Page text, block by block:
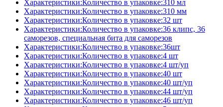
Характеристики:Количество в упаковке:310 мл
Характеристики:Количество в упаковке:310 мм
Характеристики:Количество в упаковке:32 шт
Характеристики:Количество в упаковке:36 клипс, 36
саморезов, специальная бита для саморезов
Характеристики:Количество в упаковке:36шт
Характеристики:Количество в упаковке:4 шт
Характеристики:Количество в упаковке:4 шт/уп
Характеристики:Количество в упаковке:40 шт
Характеристики:Количество в упаковке:40 шт/уп
Характеристики:Количество в упаковке:44 шт/уп
Характеристики:Количество в упаковке:46 шт/уп